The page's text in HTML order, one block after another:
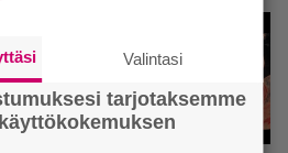
–
täyttävä
Valintasi
tarjotaksemme